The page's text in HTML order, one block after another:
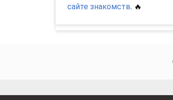
сайте знакомств. 🔥